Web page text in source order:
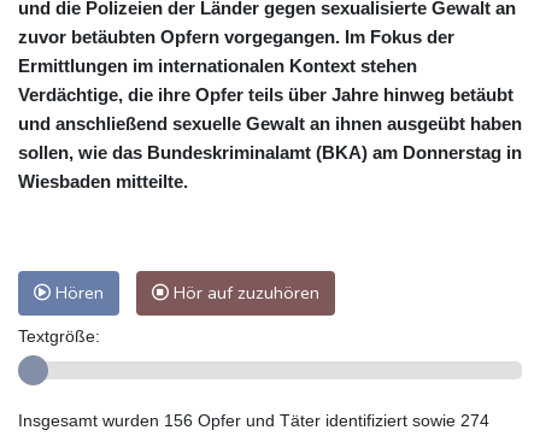
und die Polizeien der Länder gegen sexualisierte Gewalt an
zuvor betäubten Opfern vorgegangen. Im Fokus der
Ermittlungen im internationalen Kontext stehen
Verdächtige, die ihre Opfer teils über Jahre hinweg betäubt
und anschließend sexuelle Gewalt an ihnen ausgeübt haben
sollen, wie das Bundeskriminalamt (BKA) am Donnerstag in
Wiesbaden mitteilte.
Hören Hör auf zuzuhören
Textgröße:
Insgesamt wurden 156 Opfer und Täter identifiziert sowie 274